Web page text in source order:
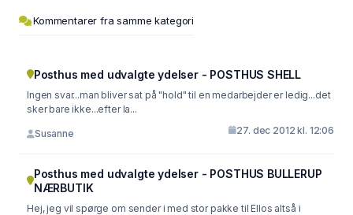
Kommentarer fra samme kategori
Posthus med udvalgte ydelser - POSTHUS SHELL
Ingen svar...man bliver sat på "hold" til en medarbejder er ledig...det
sker bare ikke...efter la...
Susanne 27. dec 2012 kl. 12:06
Posthus med udvalgte ydelser - POSTHUS BULLERUP
NÆRBUTIK
Hej, jeg vil spørge om sender i med stor pakke til Ellos altså i